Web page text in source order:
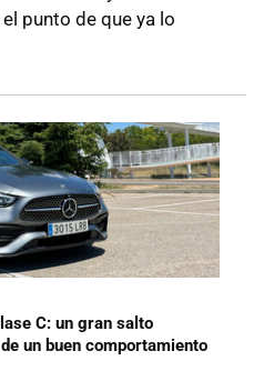
punto de que ya lo
C: un gran salto
un buen comportamiento